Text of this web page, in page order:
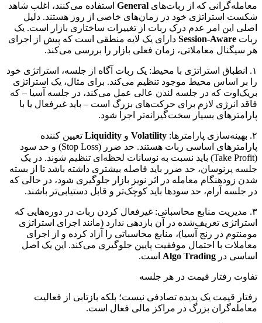
معامله‌گرانی که از ربات‌های General استفاده می‌کنند، اغلب شاهد
شکست استراتژی خود در زمان‌های خاصی از روز هستند. دلیل
اصلی این امر عدم درک ربات از تغییرات ساختاری بازار است. یک
ربات Session-Aware دارای یک لایه منطقی است که پیش از اجرای
هر سیگنال معاملاتی، زمان فعلی بازار را بررسی می‌کند.
۱. انطباق استراتژی با محیط: یک ربات آگاه از جلسه، استراتژی خود
را بر اساس محیط موجود تنظیم می‌کند. برای مثال، یک استراتژی
بریک‌اوت که در جلسه لندن عالی عمل می‌کند، در جلسه آسیا – که
فاقد انرژی لازم برای حرکت‌های بزرگ است – باید غیرفعال یا با
پارامترهای بسیار سخت‌گیرانه‌تر اجرا شود.
۲. بهینه‌سازی پارامترها: Volatility و Liquidity تعیین کننده
پارامترهای اساسی ربات هستند. حد ضرر (Stop Loss) و حد سود
(Take Profit) باید نسبت به نوسانات لحظه‌ای تنظیم شوند. در یک
جلسه پرنوسان، حد ضرر باید فاصله بیشتری داشته باشد تا از بسته
شدن زودهنگام معامله در اثر نویز بازار جلوگیری شود، در حالی که
در جلسه آرام، حد سودها باید کوچک‌تر و قابل دستیابی‌تر باشند.
۳. مدیریت منابع محاسباتی: غیرفعال کردن ربات در دوره‌هایی که
استراتژی تعریف‌شده در آن بازدهی ندارد (مانند اجرای استراتژی
مومنتوم در رنج آسیا)، منابع محاسباتی را آزاد کرده و از اجرای
معاملات با احتمال موفقیت پایین جلوگیری می‌کند. این یک اصل
اساسی در Algo Trading است.
تفاوت رفتار قیمت در هر جلسه
رفتار قیمت یک پدیده تصادفی نیست؛ بلکه بازتابی از فعالیت
معامله‌گران بزرگ در مراکز مالی فعال است.